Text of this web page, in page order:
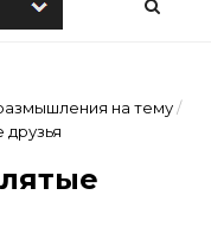
на тему/
друзья